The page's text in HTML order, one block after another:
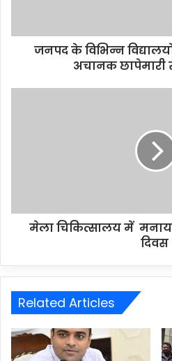
जनपद के विभिन्न विद्यालयों
अचानक
मेला चिकित्सालय में मनाया
दिवस
Related Articles